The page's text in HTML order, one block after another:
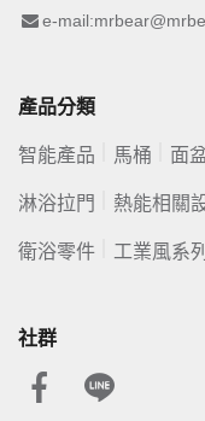
e-
產品分類
智能產品 馬桶 面
淋浴拉門 熱能相關
衛浴零件 工業風系列
社群